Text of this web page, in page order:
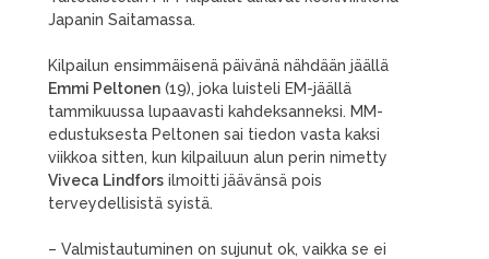
Japanin Saitamassa.
Kilpailun ensimmäisenä päivänä nähdään jäällä
Emmi Peltonen (19), joka luisteli EM-jäällä
tammikuussa lupaavasti kahdeksanneksi. MM-
edustuksesta Peltonen sai tiedon vasta kaksi
viikkoa sitten, kun kilpailuun alun perin nimetty
Viveca Lindfors ilmoitti jäävänsä pois
terveydellisistä syistä.
– Valmistautuminen on sujunut ok, vaikka se ei